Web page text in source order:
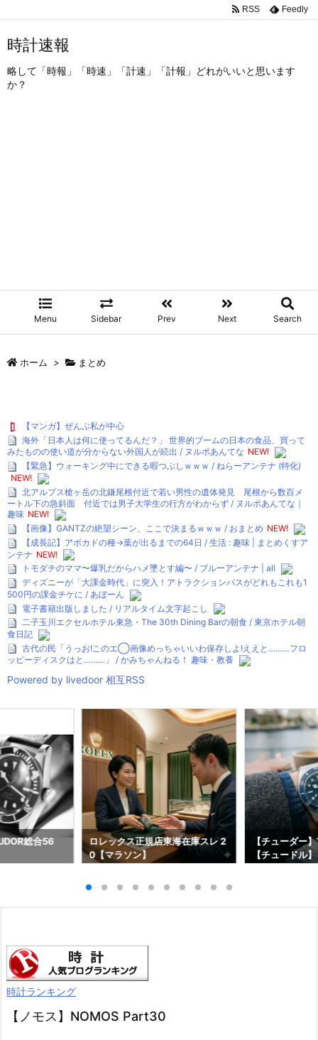
時計速報
略して「時報」「時速」「計速」「計報」どれがいいと思います
か？
Menu Sidebar Prev Next Search
RSS Feedly
ホーム > まとめ
【マンガ】ぜんぶ私が中心
海外「日本人は何に使ってるんだ？」 世界的ブームの日本の食品、買って
みたものの使い道が分からない外国人が続出 / ヌルポあんてな NEW!
【緊急】ウォーキング中にできる暇つぶしｗｗｗ / ねらーアンテナ (特化)
NEW!
北アルプス槍ヶ岳の北鎌尾根付近で若い男性の遺体発見 尾根から数百メ
ートル下の急斜面 付近では男子大学生の行方がわからず / ヌルポあんてな｜
趣味 NEW!
【画像】GANTZの絶望シーン、ここで決まるｗｗｗ / おまとめ NEW!
【成長記】アボカドの種→葉が出るまでの64日 / 生活 : 趣味 | まとめくすア
ンテナ NEW!
トモダチのママ〜爆乳だからハメ墜とす編〜 / ブルーアンテナ | all
ディズニーが「大課金時代」に突入！アトラクションパスがどれもこれも1
500円の課金チケに / あぼーん
電子書籍出版しました / リアルタイム文字起こし
二子玉川エクセルホテル東急・The 30th Dining Barの朝食 / 東京ホテル朝
食日記
古代の民「うっお!このエ◯画像めっちゃいいわ保存しよ!ええと………フロ
ッピーディスクはと………」 / かみちゃんねる！ 趣味・教養
Powered by livedoor 相互RSS
総合56
ロレックス正規店東海在庫スレ 2
0【マラソン】
【チューダー
【チュードル】
時計ランキング
【ノモス】NOMOS Part30